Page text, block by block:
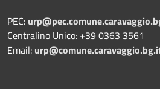
PEC:
Centralino Unico: +39 0363 3561
Email: